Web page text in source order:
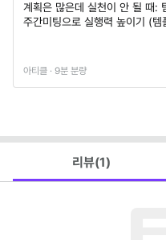
계획은 많은데 실천이 안 될 때:
주간미팅으로 실행력 높이기 (템
아티클 · 9분 분량
리뷰(1)